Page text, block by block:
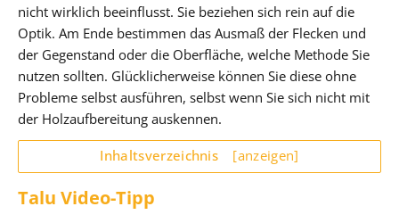
nicht wirklich beeinflusst. Sie beziehen sich rein auf die
Optik. Am Ende bestimmen das Ausmaß der Flecken und
der Gegenstand oder die Oberfläche, welche Methode Sie
nutzen sollten. Glücklicherweise können Sie diese ohne
Probleme selbst ausführen, selbst wenn Sie sich nicht mit
der Holzaufbereitung auskennen.
Inhaltsverzeichnis [anzeigen]
Talu Video-Tipp